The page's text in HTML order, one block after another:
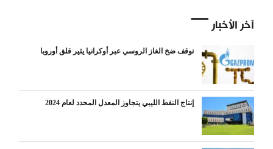
آخر الأخبار
توقف ضخ الغاز الروسي عبر أوكرانيا يثير قلق أوروبا
إنتاج النفط الليبي يتجاوز المعدل المحدد لعام 2024